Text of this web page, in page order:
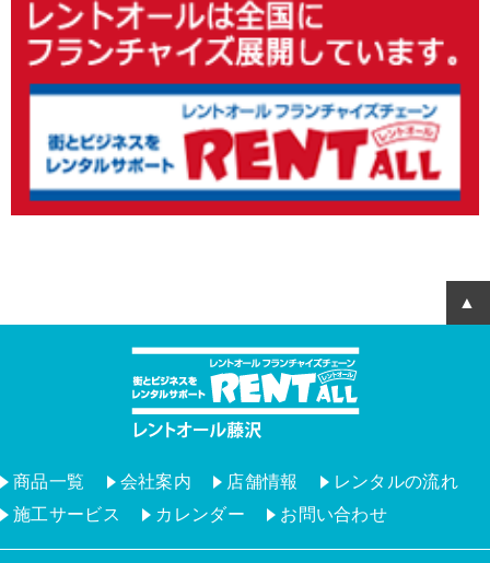
商品一覧 会社案内 店舗情報
レンタルの流れ
施工サービス
カレンダー お問い合わせ